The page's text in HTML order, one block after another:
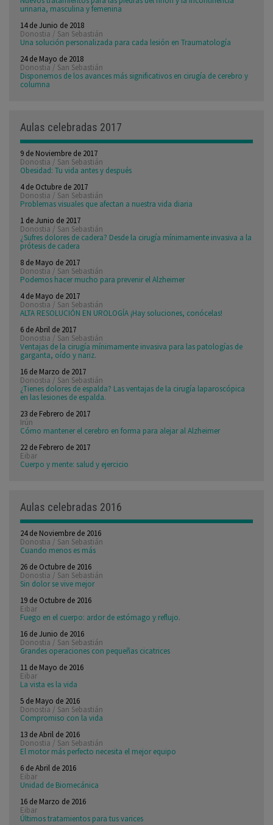
urinaria, masculina y femenina
14 de Junio de 2018
Donostia / San Sebastián
Una solución personalizada para cada lesión en Traumatología
24 de Mayo de 2018
Donostia / San Sebastián
Disponemos de los avances más significativos en cirugía de cerebro y
columna
Aulas celebradas 2017
9 de Noviembre de 2017
Donostia / San Sebastián
Obesidad: Tu vida antes y después
4 de Octubre de 2017
Donostia / San Sebastián
Problemas visuales que afectan a nuestra vida diaria
1 de Junio de 2017
Donostia / San Sebastián
¿Sufres dolores de cadera? Desde la cirugía mínimamente invasiva a la
prótesis de cadera
8 de Mayo de 2017
Donostia / San Sebastián
Podemos hacer mucho para prevenir el Alzheimer
4 de Mayo de 2017
Donostia / San Sebastián
ALTA RESOLUCIÓN EN UROLOGÍA ¡Hay soluciones, conócelas!
6 de Abril de 2017
Donostia / San Sebastián
Ventajas de la cirugía mínimamente invasiva para las patologías de
garganta, oído y nariz.
16 de Marzo de 2017
Donostia / San Sebastián
¿Tienes dolores de espalda? Las ventajas de la cirugía laparoscópica
en las lesiones de espalda.
23 de Febrero de 2017
Irún
Cómo mantener el cerebro en forma para alejar al Alzheimer
22 de Febrero de 2017
Eibar
Cuerpo y mente: salud y ejercicio
Aulas celebradas 2016
24 de Noviembre de 2016
Donostia / San Sebastián
Cuando menos es más
26 de Octubre de 2016
Donostia / San Sebastián
Sin dolor se vive mejor
19 de Octubre de 2016
Eibar
Fuego en el cuerpo: ardor de estómago y reflujo.
16 de Junio de 2016
Donostia / San Sebastián
Grandes operaciones con pequeñas cicatrices
11 de Mayo de 2016
Eibar
La vista es la vida
5 de Mayo de 2016
Donostia / San Sebastián
Compromiso con la vida
13 de Abril de 2016
Donostia / San Sebastián
El motor más perfecto necesita el mejor equipo
6 de Abril de 2016
Eibar
Unidad de Biomecánica
16 de Marzo de 2016
Eibar
Últimos tratamientos para tus varices